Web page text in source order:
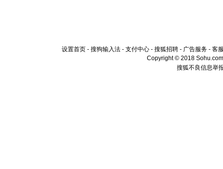
设置首页 - 搜狗输入法 - 支付中心 - 搜狐招聘 - 广告服务 - 客
Copyright © 2018
搜狐不良信息举